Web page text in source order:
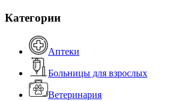
Категории
Аптеки
Больницы для взрослых
Ветеринария